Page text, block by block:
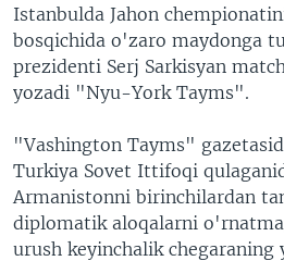
Istanbulda Jahon
bosqichida o'zaro maydonga
prezidenti Serj Sarkisyan
yozadi "Nyu-York Tayms".
"Vashington Tayms"
Turkiya Sovet Ittifoqi
Armanistonni birinchilardan
diplomatik aloqalarni
urush keyinchalik